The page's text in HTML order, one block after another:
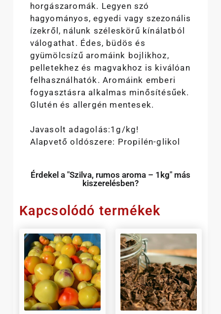
horgászaromák. Legyen szó
hagyományos, egyedi vagy szezonális
ízekről, nálunk széleskörű kínálatból
válogathat. Édes, büdös és
gyümölcsízű aromáink bojlikhoz,
pelletekhez és magvakhoz is kiválóan
felhasználhatók. Aromáink emberi
fogyasztásra alkalmas minősítésűek.
Glutén és allergén mentesek.
Javasolt adagolás:1g/kg!
Alapvető oldószere: Propilén-glikol
Érdekel a "Szilva, rumos aroma – 1kg" más
kiszerelésben?
Kapcsolódó termékek